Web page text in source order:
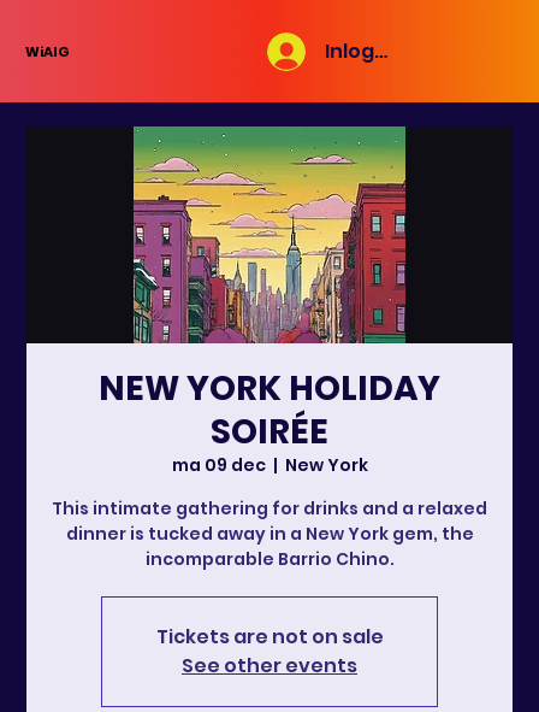
WiAIG Inloggen
NEW YORK HOLIDAY
SOIRÉE
ma 09 dec
  |
New York
This intimate gathering for drinks and a relaxed
dinner is tucked away in a New York gem, the
incomparable Barrio Chino.
Tickets are not on sale
See other events